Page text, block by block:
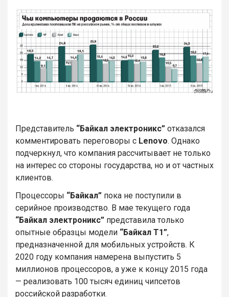
Представитель “Байкал электроникс” отказался
комментировать переговоры с Lenovo. Однако
подчеркнул, что компания рассчитывает не только
на интерес со стороны государства, но и от частных
клиентов.
Процессоры “Байкал” пока не поступили в
серийное производство. В мае текущего года
“Байкал электроникс” представила только
опытные образцы модели “Байкал Т1”,
предназначенной для мобильных устройств. К
2020 году компания намерена выпустить 5
миллионов процессоров, а уже к концу 2015 года
— реализовать 100 тысяч единиц чипсетов
российской разработки.